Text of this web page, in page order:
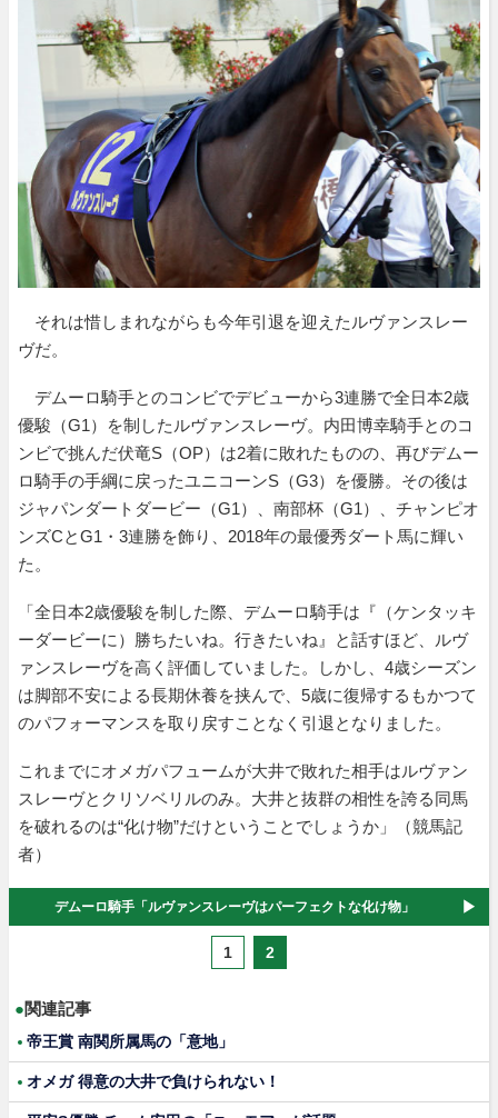
それは惜しまれながらも今年引退を迎えたルヴァンスレー
ヴだ。
デムーロ騎手とのコンビでデビューから3連勝で全日本2歳
優駿（G1）を制したルヴァンスレーヴ。内田博幸騎手とのコ
ンビで挑んだ伏竜S（OP）は2着に敗れたものの、再びデムー
ロ騎手の手綱に戻ったユニコーンS（G3）を優勝。その後は
ジャパンダートダービー（G1）、南部杯（G1）、チャンピオ
ンズCとG1・3連勝を飾り、2018年の最優秀ダート馬に輝い
た。
「全日本2歳優駿を制した際、デムーロ騎手は『（ケンタッキ
ーダービーに）勝ちたいね。行きたいね』と話すほど、ルヴ
ァンスレーヴを高く評価していました。しかし、4歳シーズン
は脚部不安による長期休養を挟んで、5歳に復帰するもかつて
のパフォーマンスを取り戻すことなく引退となりました。
これまでにオメガパフュームが大井で敗れた相手はルヴァン
スレーヴとクリソベリルのみ。大井と抜群の相性を誇る同馬
を破れるのは“化け物”だけということでしょうか」（競馬記
者）
デムーロ騎手「ルヴァンスレーヴはパーフェクトな化け物」
1 2
●関連記事
帝王賞 南関所属馬の「意地」
オメガ 得意の大井で負けられない！